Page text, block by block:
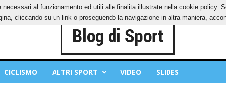
PRIVACY POLICY
CICLISMO ALTRI SPORT VIDEO SLIDES
al funzionamento ed utili alle finalita illustrate nella cookie policy.
cliccando su un link o proseguendo la navigazione in altra maniera,